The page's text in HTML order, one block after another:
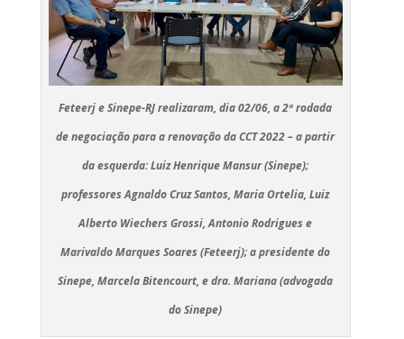
Feteerj e Sinepe-RJ realizaram, dia 02/06, a 2ª rodada
de negociação para a renovação da CCT 2022 – a partir
da esquerda: Luiz Henrique Mansur (Sinepe);
professores Agnaldo Cruz Santos, Maria Ortelia, Luiz
Alberto Wiechers Grossi, Antonio Rodrigues e
Marivaldo Marques Soares (Feteerj); a presidente do
Sinepe, Marcela Bitencourt, e dra. Mariana (advogada
do Sinepe)